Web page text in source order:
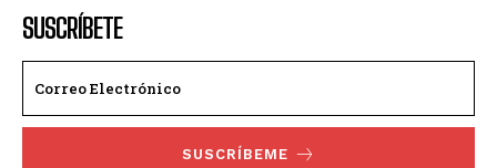
SUSCRÍBETE
SUSCRÍBEME